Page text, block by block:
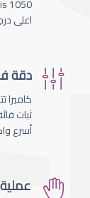
اعلى
دقة
ثبات
أسرع